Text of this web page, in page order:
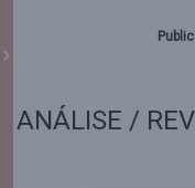
ANÁLISE /